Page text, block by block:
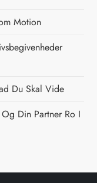
Motion
Du Skal Vide
Din Partner Ro I